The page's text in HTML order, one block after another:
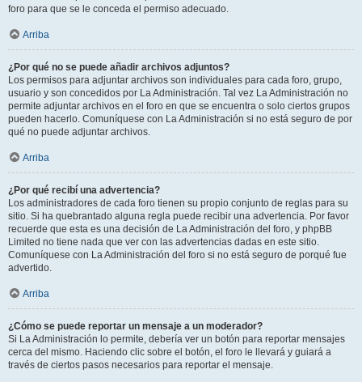
foro para que se le conceda el permiso adecuado.
Arriba
¿Por qué no se puede añadir archivos adjuntos?
Los permisos para adjuntar archivos son individuales para cada foro, grupo,
usuario y son concedidos por La Administración. Tal vez La Administración no
permite adjuntar archivos en el foro en que se encuentra o solo ciertos grupos
pueden hacerlo. Comuníquese con La Administración si no está seguro de por
qué no puede adjuntar archivos.
Arriba
¿Por qué recibí una advertencia?
Los administradores de cada foro tienen su propio conjunto de reglas para su
sitio. Si ha quebrantado alguna regla puede recibir una advertencia. Por favor
recuerde que esta es una decisión de La Administración del foro, y phpBB
Limited no tiene nada que ver con las advertencias dadas en este sitio.
Comuníquese con La Administración del foro si no está seguro de porqué fue
advertido.
Arriba
¿Cómo se puede reportar un mensaje a un moderador?
Si La Administración lo permite, debería ver un botón para reportar mensajes
cerca del mismo. Haciendo clic sobre el botón, el foro le llevará y guiará a
través de ciertos pasos necesarios para reportar el mensaje.